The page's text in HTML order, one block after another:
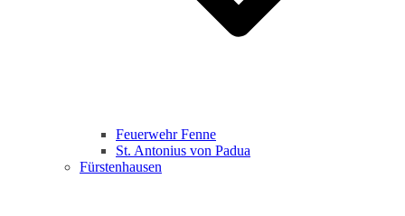
Feuerwehr Fenne
St. Antonius von Padua
Fürstenhausen